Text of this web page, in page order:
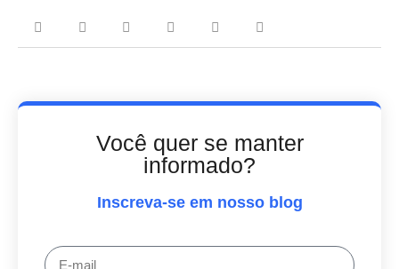
Você quer se manter
informado?
Inscreva-se em nosso blog